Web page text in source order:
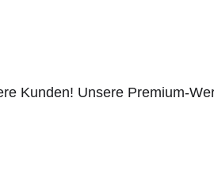
Kunden! Unsere Premium-